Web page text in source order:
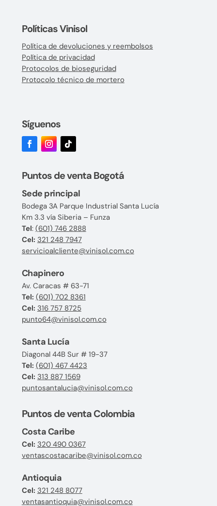
Políticas Vinisol
Política de devoluciones y reembolsos
Política de privacidad
Protocolos de bioseguridad
Protocolo técnico de mortero
Síguenos
Puntos de venta Bogotá
Sede principal
Bodega 3A Parque Industrial Santa Lucía
Km 3.3 vía Siberia – Funza
Tel: (601) 746 2888
Cel: 321 248 7947
servicioalcliente@vinisol.com.co
Chapinero
Av. Caracas # 63-71
Tel: (601) 702 8361
Cel: 316 757 8725
punto64@vinisol.com.co
Santa Lucía
Diagonal 44B Sur # 19-37
Tel: (601) 467 4423
Cel: 313 887 1569
puntosantalucia@vinisol.com.co
Puntos de venta Colombia
Costa Caribe
Cel: 320 490 0367
ventascostacaribe@vinisol.com.co
Antioquia
Cel: 321 248 8077
ventasantioquia@vinisol.com.co